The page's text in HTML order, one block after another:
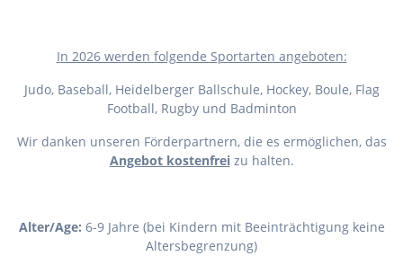
In 2026 werden folgende Sportarten angeboten:
Judo, Baseball, Heidelberger Ballschule, Hockey, Boule, Flag
Football, Rugby und Badminton
Wir danken unseren Förderpartnern, die es ermöglichen, das
Angebot kostenfreizu halten.
Alter/Age: 6-9 Jahre (bei Kindern mit Beeinträchtigung keine
Altersbegrenzung)